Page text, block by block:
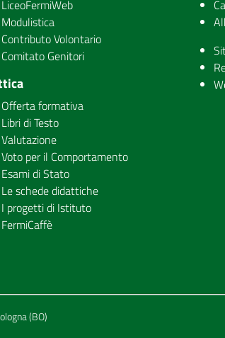
LiceoFermiWeb
Modulistica
Contributo Volontario
Comitato Genitori
Offerta formativa
Libri di Testo
Valutazione
Voto per il Comportamento
Esami di Stato
Le schede didattiche
I progetti di Istituto
FermiCaffè
(BO)